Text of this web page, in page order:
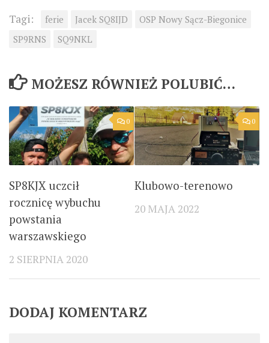
Tagi: ferie Jacek SQ8IJD
OSP Nowy Sącz-Biegonice
SP9RNS
SQ9NKL
MOŻESZ RÓWNIEŻ POLUBIĆ…
0
SP8KJX uczcił
rocznicę wybuchu
powstania
warszawskiego
2 SIERPNIA 2020
0
Klubowo-terenowo
20 MAJA 2022
DODAJ KOMENTARZ